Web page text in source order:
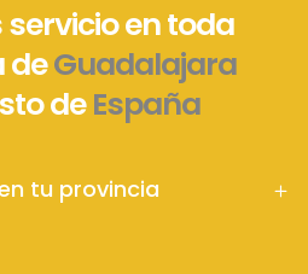
en toda
deGuadalajara
deEspaña
tu provincia